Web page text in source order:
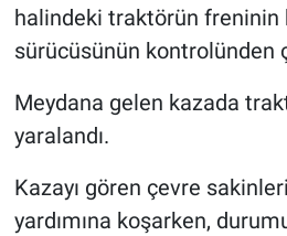
halindeki traktörün freninin
sürücüsünün kontrolünden
Meydana gelen kazada
yaralandı.
Kazayı gören çevre
yardımına koşarken,